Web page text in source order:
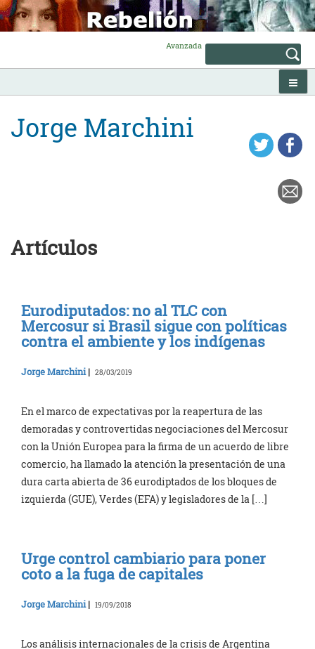
Skip
to
content
Avanzada
Jorge Marchini
Artículos
Eurodiputados: no al TLC con
Mercosur si Brasil sigue con políticas
contra el ambiente y los indígenas
Jorge Marchini| 28/03/2019
En el marco de expectativas por la reapertura de las
demoradas y controvertidas negociaciones del Mercosur
con la Unión Europea para la firma de un acuerdo de libre
comercio, ha llamado la atención la presentación de una
dura carta abierta de 36 eurodiptados de los bloques de
izquierda (GUE), Verdes (EFA) y legisladores de la […]
Urge control cambiario para poner
coto a la fuga de capitales
Jorge Marchini| 19/09/2018
Los análisis internacionales de la crisis de Argentina